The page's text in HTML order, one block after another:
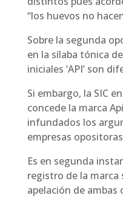
“los huevos no
Sobre la segunda
en la sílaba tónica
iniciales ‘API’ son
Si embargo, la SIC
concede la marca
infundados los
empresas
Es en segunda
registro de la marca
apelación de ambas